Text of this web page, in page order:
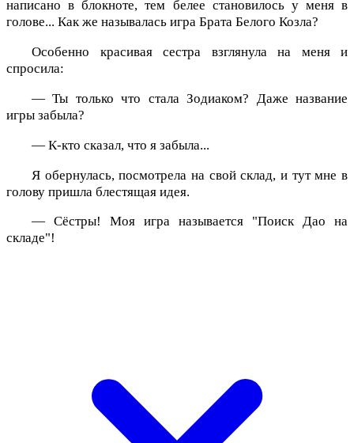
написано в блокноте, тем белее становилось у меня в
голове... Как же называлась игра Брата Белого Козла?
Особенно красивая сестра взглянула на меня и
спросила:
— Ты только что стала Зодиаком? Даже название
игры забыла?
— К-кто сказал, что я забыла...
Я обернулась, посмотрела на свой склад, и тут мне в
голову пришла блестящая идея.
— Сёстры! Моя игра называется "Поиск Дао на
складе"!